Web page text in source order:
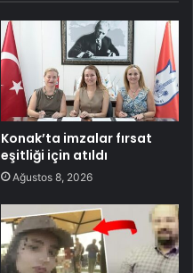
Konak’ta imzalar fırsat
eşitliği için atıldı
Ağustos 8, 2026